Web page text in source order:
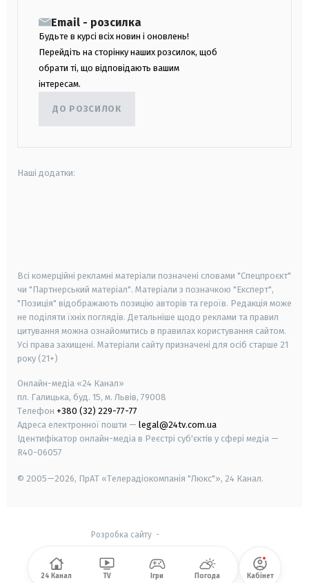
Email - розсилка
Будьте в курсі всіх новин і оновлень!
Перейдіть на сторінку наших розсилок, щоб
обрати ті, що відповідають вашим
інтересам.
ДО РОЗСИЛОК
Наші додатки:
Всі комерційні рекламні матеріали позначені словами "Спецпроєкт"
чи "Партнерський матеріал". Матеріали з позначкою "Експерт",
"Позиція" відображають позицію авторів та героїв. Редакція може
не поділяти їхніх поглядів. Детальніше щодо реклами та правил
цитування можна ознайомитись в правилах користування сайтом.
Усі права захищені. Матеріали сайту призначені для осіб старше 21
року (21+)
Онлайн-медіа «24 Канал»
пл. Галицька, буд. 15, м. Львів, 79008
Телефон +380 (32) 229-77-77
Адреса електронної пошти — legal@24tv.com.ua
Ідентифікатор онлайн-медіа в Реєстрі суб'єктів у сфері медіа —
R40-06057
© 2005—2026, ПрАТ «Телерадіокомпанія "Люкс"», 24 Канал.
Розробка сайту-
24 Канал TV Ігри Погода Кабінет